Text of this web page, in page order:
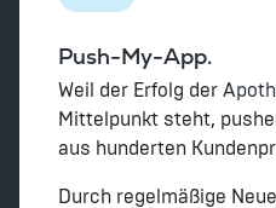
Push-My-App.
Weil der Erfolg der
Mittelpunkt steht,
aus hunderten
Durch regelmäßige